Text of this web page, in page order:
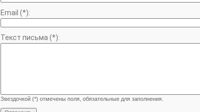
Email (*):
Текст письма (*):
Звездочкой (*) отмечены поля, обязательные для заполнения.